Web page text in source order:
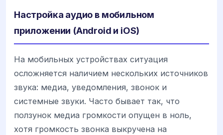
Настройка аудио в мобильном
приложении (Android и iOS)
На мобильных устройствах ситуация
осложняется наличием нескольких источников
звука: медиа, уведомления, звонок и
системные звуки. Часто бывает так, что
ползунок медиа громкости опущен в ноль,
хотя громкость звонка выкручена на